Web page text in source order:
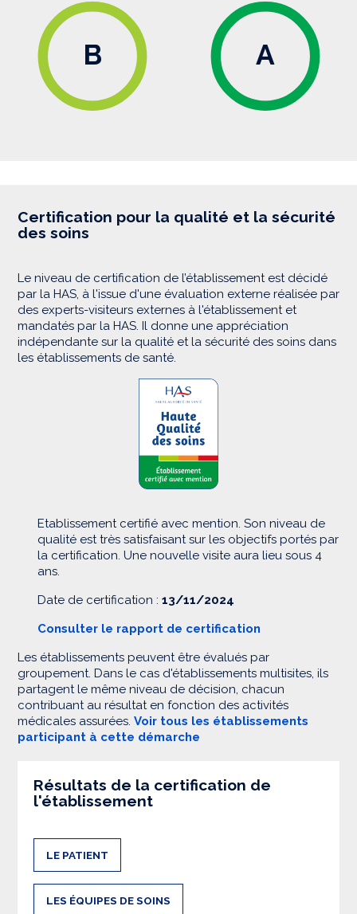
B A
Certification pour la qualité et la sécurité
des soins
Le niveau de certification de l’établissement est décidé
par la HAS, à l'issue d'une évaluation externe réalisée par
des experts-visiteurs externes à l'établissement et
mandatés par la HAS. Il donne une appréciation
indépendante sur la qualité et la sécurité des soins dans
les établissements de santé.
Etablissement certifié avec mention. Son niveau de
qualité est très satisfaisant sur les objectifs portés par
la certification. Une nouvelle visite aura lieu sous 4
ans.
Date de certification : 13/11/2024
Consulter le rapport de certification
Les établissements peuvent être évalués par
groupement. Dans le cas d'établissements multisites, ils
partagent le même niveau de décision, chacun
contribuant au résultat en fonction des activités
médicales assurées. Voir tous les établissements
participant à cette démarche
Résultats de la certification de
l'établissement
LE PATIENT
LES ÉQUIPES DE SOINS